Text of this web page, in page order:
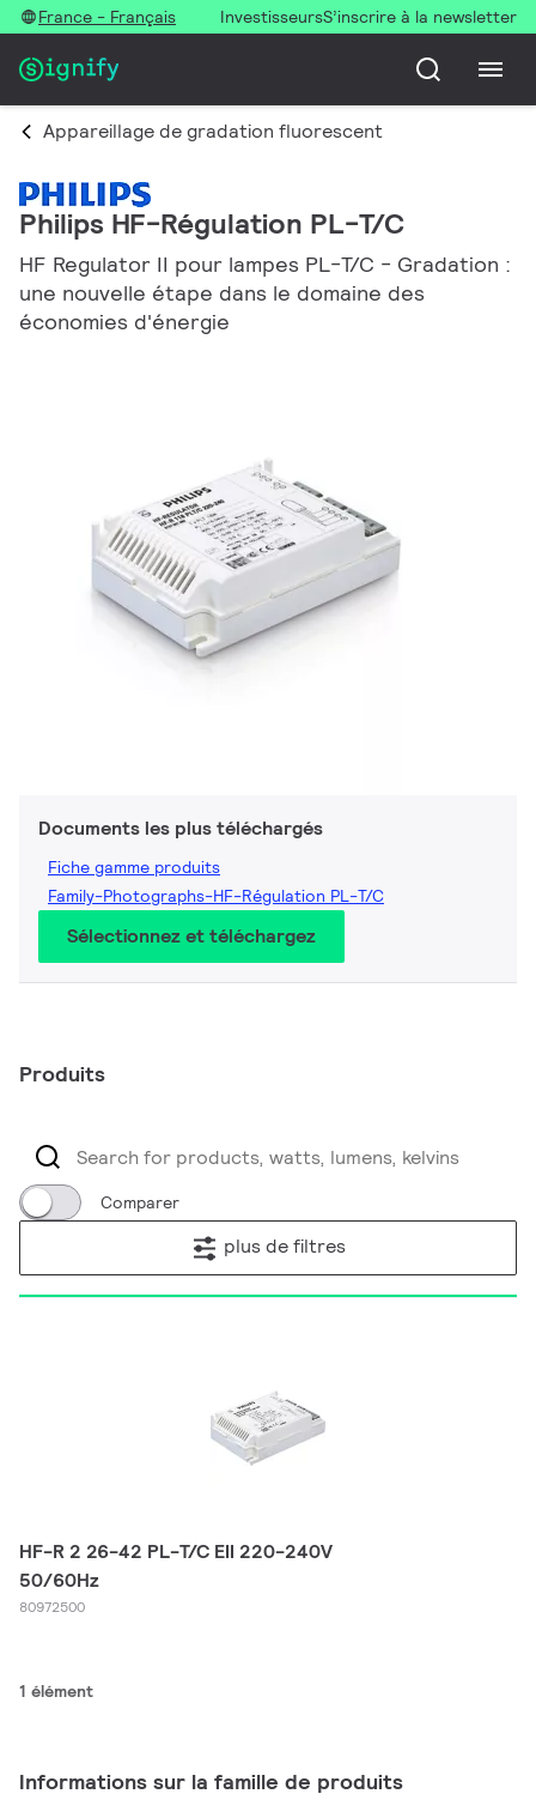
France - Français InvestisseursS’inscrire à la newsletter
Appareillage de gradation fluorescent
Philips HF-Régulation PL-T/C
HF Regulator II pour lampes PL-T/C - Gradation :
une nouvelle étape dans le domaine des
économies d'énergie
Documents les plus téléchargés
Fiche gamme produits
Family-Photographs-HF-Régulation PL-T/C
Sélectionnez et téléchargez
Produits
Comparer
plus de filtres
HF-R 2 26-42 PL-T/C EII 220-240V
50/60Hz
80972500
1 élément
Informations sur la famille de produits